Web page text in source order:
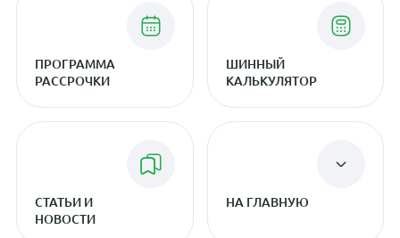
ПРОГРАММА
РАССРОЧКИ
ШИННЫЙ
КАЛЬКУЛЯТОР
СТАТЬИ И
НОВОСТИ
НА ГЛАВНУЮ